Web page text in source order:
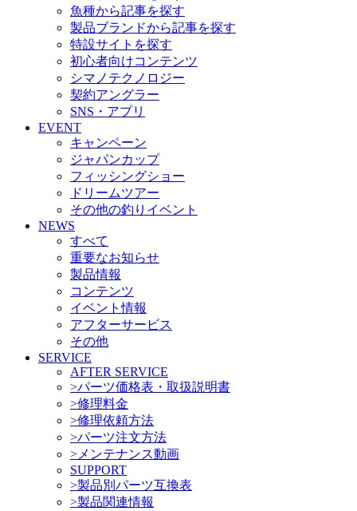
魚種から記事を探す
製品ブランドから記事を探す
特設サイトを探す
初心者向けコンテンツ
シマノテクノロジー
契約アングラー
SNS・アプリ
EVENT
キャンペーン
ジャパンカップ
フィッシングショー
ドリームツアー
その他の釣りイベント
NEWS
すべて
重要なお知らせ
製品情報
コンテンツ
イベント情報
アフターサービス
その他
SERVICE
AFTER SERVICE
>パーツ価格表・取扱説明書
>修理料金
>修理依頼方法
>パーツ注文方法
>メンテナンス動画
SUPPORT
>製品別パーツ互換表
>製品関連情報